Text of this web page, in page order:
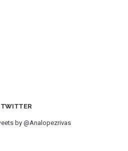
TWITTER
by @Analopezrivas